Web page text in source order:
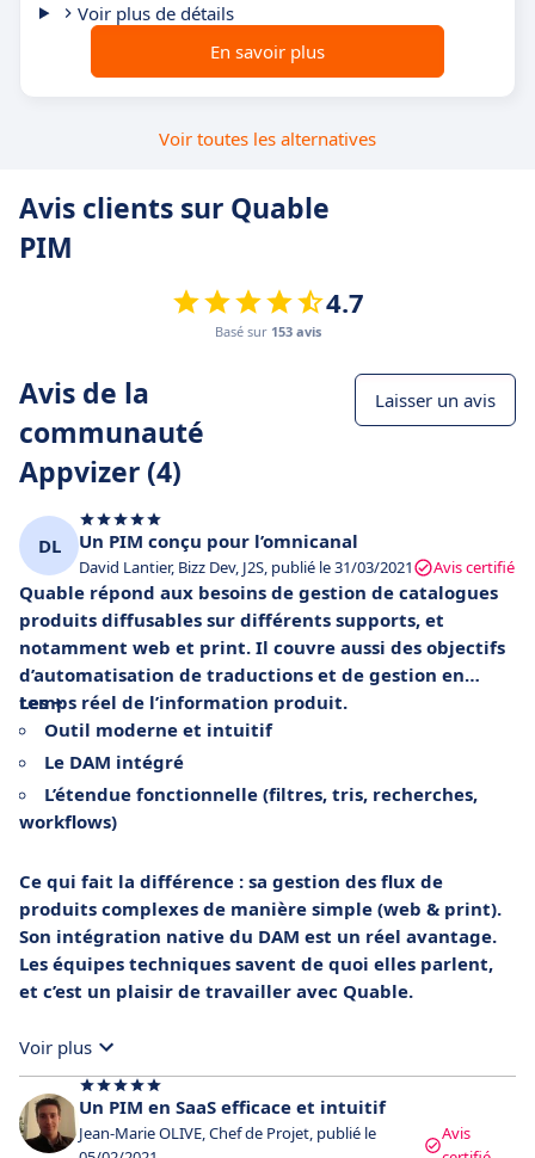
Voir plus de détails
En savoir plus
Voir toutes les alternatives
Avis clients sur Quable
PIM
4.7
Basé sur 153 avis
Avis de la
communauté
Appvizer (4)
Laisser un avis
DL Un PIM conçu pour l’omnicanal
David Lantier, Bizz Dev, J2S, publié le 31/03/2021 Avis certifié
Quable répond aux besoins de gestion de catalogues
produits diffusables sur différents supports, et
notamment web et print. Il couvre aussi des objectifs
d’automatisation de traductions et de gestion en
temps réel de l’information produit.
Les +
Outil moderne et intuitif
Le DAM intégré
L’étendue fonctionnelle (filtres, tris, recherches,
workflows)
Ce qui fait la différence : sa gestion des flux de
produits complexes de manière simple (web & print).
Son intégration native du DAM est un réel avantage.
Les équipes techniques savent de quoi elles parlent,
et c’est un plaisir de travailler avec Quable.
Voir plus
Un PIM en SaaS efficace et intuitif
Jean-Marie OLIVE, Chef de Projet, publié le
Avis